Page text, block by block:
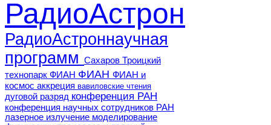
РадиоАстрон
РадиоАстроннаучная
программ
Сахаров Троицкий
технопарк ФИАН ФИАН ФИАН и
космос аккреция вавиловские чтения
дуговой разряд конференция РАН
конференция научных сотрудников РАН
лазерное излучение моделирование